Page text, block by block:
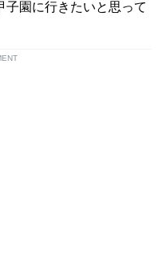
子園に行きたいと思って